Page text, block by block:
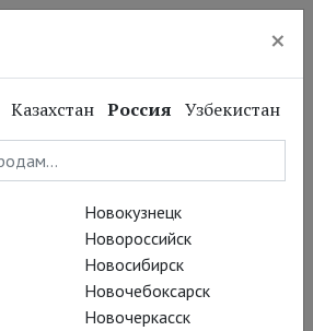
×
Казахстан Россия Узбекистан
Новокузнецк
Новороссийск
Новосибирск
Новочебоксарск
Новочеркасск